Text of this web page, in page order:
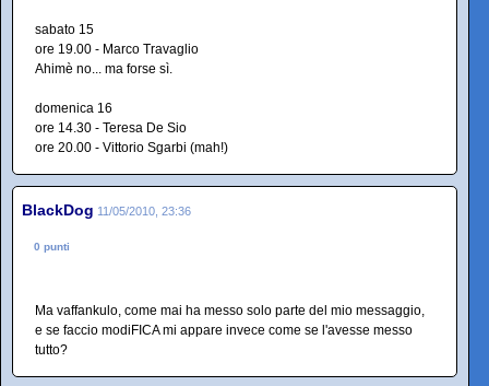
sabato 15
ore 19.00 - Marco Travaglio
Ahimè no... ma forse sì.
domenica 16
ore 14.30 - Teresa De Sio
ore 20.00 - Vittorio Sgarbi (mah!)
BlackDog 11/05/2010, 23:36
0 punti
Ma vaffankulo, come mai ha messo solo parte del mio messaggio,
e se faccio modiFICA mi appare invece come se l'avesse messo
tutto?